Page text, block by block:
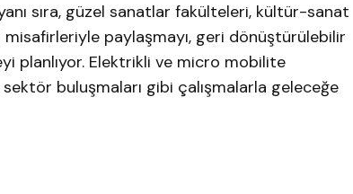
sıra, güzel sanatlar fakülteleri, kültür-sanat
paylaşmayı, geri dönüştürülebilir
planlıyor. Elektrikli ve micro mobilite
buluşmaları gibi çalışmalarla geleceğe